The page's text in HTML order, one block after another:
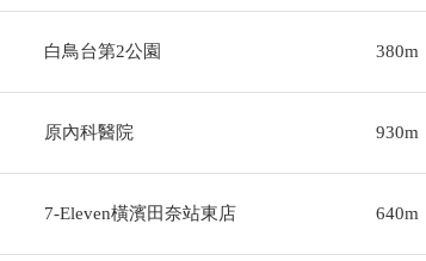
白鳥台第2公園 380m
原內科醫院 930m
7-Eleven橫濱田奈站東店 640m